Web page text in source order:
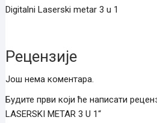
Digitalni Laserski metar 3 u 1
Рецензије
Још нема коментара.
Будите први који ће написати
LASERSKI METAR 3 U 1“